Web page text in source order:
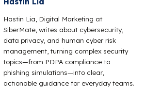
Hastin Lia, Digital Marketing at
SiberMate, writes about cybersecurity,
data privacy, and human cyber risk
management, turning complex security
topics—from PDPA compliance to
phishing simulations—into clear,
actionable guidance for everyday teams.